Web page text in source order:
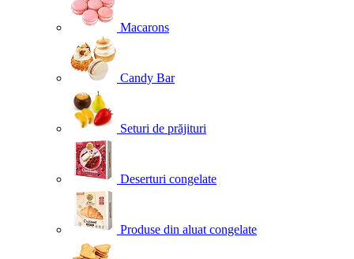
Macarons
Candy Bar
Seturi de prăjituri
Deserturi congelate
Produse din aluat congelate